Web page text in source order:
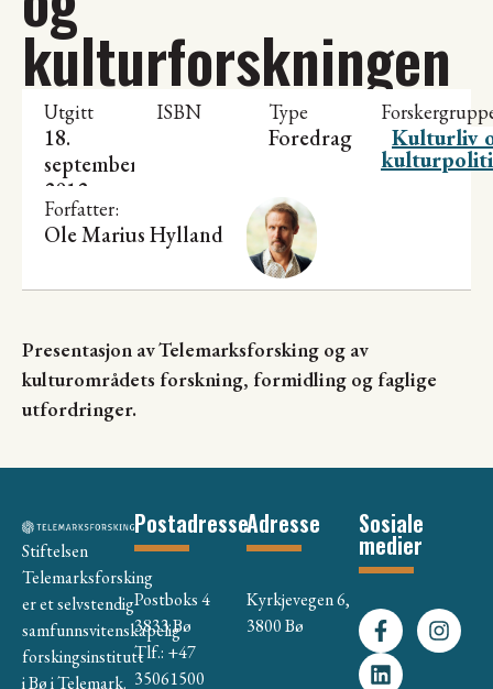
kulturforskningen
Utgitt
18.
september
2012
ISBN Type
Foredrag Kulturliv
Forfatter:
Ole Marius Hylland
Presentasjon av Telemarksforsking og av
kulturområdets forskning, formidling og faglige
utfordringer.
Stiftelsen
Telemarksforsking
er et selvstendig
samfunnsvitenskapelig
forskingsinstitutt
i Bø i Telemark.
Postadresse
Postboks 4
3833 Bø
Tlf.: +47
35061500
Adresse
Kyrkjevegen 6,
3800 Bø
Sosiale
medier